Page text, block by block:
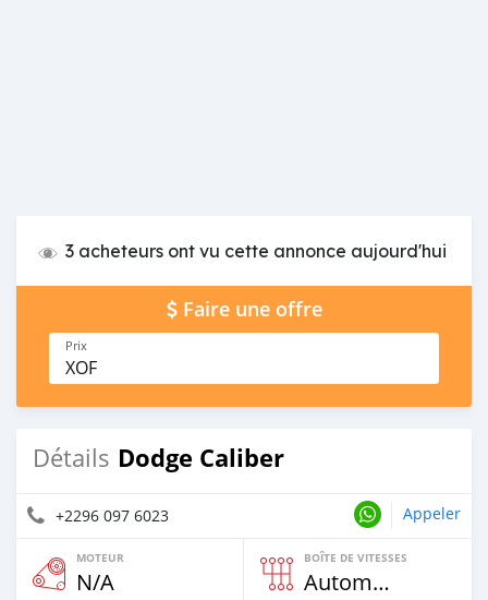
3 acheteurs ont vu cette annonce aujourd'hui
Faire une offre
Prix
XOF
Détails Dodge Caliber
+2296 097 6023 Appeler
MOTEUR
N/A
BOÎTE DE VITESSES
Automatique